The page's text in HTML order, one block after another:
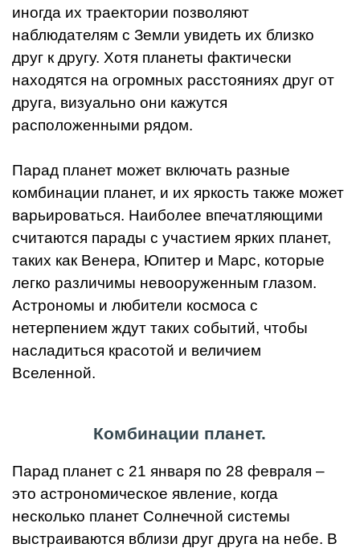
иногда их траектории позволяют
наблюдателям с Земли увидеть их близко
друг к другу. Хотя планеты фактически
находятся на огромных расстояниях друг от
друга, визуально они кажутся
расположенными рядом.
Парад планет может включать разные
комбинации планет, и их яркость также может
варьироваться. Наиболее впечатляющими
считаются парады с участием ярких планет,
таких как Венера, Юпитер и Марс, которые
легко различимы невооруженным глазом.
Астрономы и любители космоса с
нетерпением ждут таких событий, чтобы
насладиться красотой и величием
Вселенной.
Комбинации планет.
Парад планет с 21 января по 28 февраля –
это астрономическое явление, когда
несколько планет Солнечной системы
выстраиваются вблизи друг друга на небе. В